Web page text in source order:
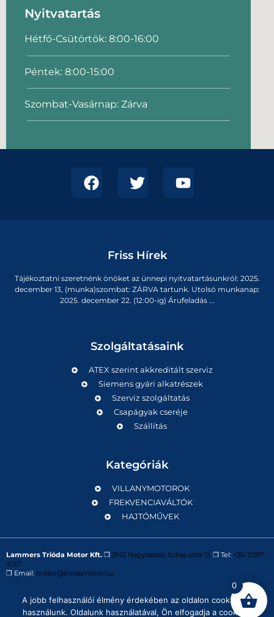
Nyitvatartás
Hétfő-Csütörtök: 8:00-16:00
Péntek: 8:00-15:00
Szombat-Vasárnap: Zárva
Friss Hírek
Tájékoztatni szeretnénk önöket az ünnepi nyitvatartásunkról: 2025.
december 13, (munka)szombat: ZÁRVA tartunk. Utolsó munkanap:
2025. december 22. (12:00-ig) Árufeladás ...
Szolgáltatásaink
ATEX szerint akkreditált szerviz
Siemens gyári alkatrészek
Szerviz szolgáltatás
Csapágyak cseréje
Szállítás
Kategóriák
VILLANYMOTOROK
FREKVENCIAVÁLTÓK
HAJTÓMŰVEK
Lammers Trióda Motor Kft. ❒ 2142 Nagytarcsa, Szilas utca 12. ❒ Tel: +36-1/297-
3057
❒ Email: motor@triodamotor.hu
Powered byDigit-Now Kft.
0
A jobb felhasználói élmény érdekében az oldalon cookie-kat
használunk. Oldalunk használatával, Ön elfogadja a cookie-k